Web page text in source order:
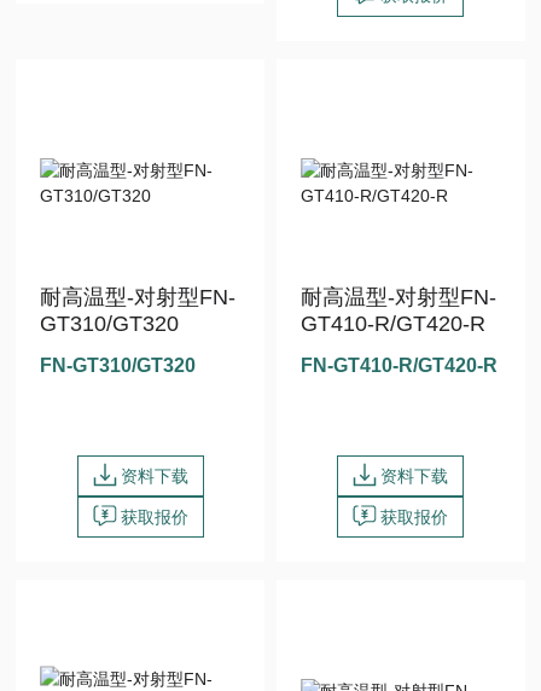
耐高温型-对射型FN-
GT310/GT320
FN-GT310/GT320
资料下载
获取报价
耐高温型-对射型FN-
GT410-R/GT420-R
FN-GT410-R/GT420-R
资料下载
获取报价